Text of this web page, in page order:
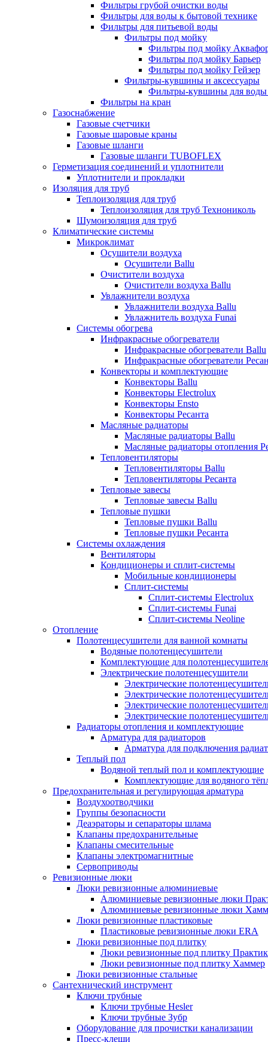
Фильтры грубой очистки воды
Фильтры для воды к бытовой технике
Фильтры для питьевой воды
Фильтры под мойку
Фильтры под мойку
Фильтры под мойку Барьер
Фильтры под мойку Гейзер
Фильтры-кувшины и аксессуары
Фильтры-кувшины для
Фильтры на кран
Газоснабжение
Газовые счетчики
Газовые шаровые краны
Газовые шланги
Газовые шланги TUBOFLEX
Герметизация соединений и уплотнители
Уплотнители и прокладки
Изоляция для труб
Теплоизоляция для труб
Теплоизоляция для труб Технониколь
Шумоизоляция для труб
Климатические системы
Микроклимат
Осушители воздуха
Осушители Ballu
Очистители воздуха
Очистители воздуха Ballu
Увлажнители воздуха
Увлажнители воздуха Ballu
Увлажнитель воздуха Funai
Системы обогрева
Инфракрасные обогреватели
Инфракрасные обогреватели Ballu
Инфракрасные обогреватели
Конвекторы и комплектующие
Конвекторы Ballu
Конвекторы Electrolux
Конвекторы Ensto
Конвекторы Ресанта
Масляные радиаторы
Масляные радиаторы Ballu
Масляные радиаторы отопления
Тепловентиляторы
Тепловентиляторы Ballu
Тепловентиляторы Ресанта
Тепловые завесы
Тепловые завесы Ballu
Тепловые пушки
Тепловые пушки Ballu
Тепловые пушки Ресанта
Системы охлаждения
Вентиляторы
Кондиционеры и сплит-системы
Мобильные кондиционеры
Сплит-системы
Сплит-системы Electrolux
Сплит-системы Funai
Сплит-системы Neoline
Отопление
Полотенцесушители для ванной комнаты
Водяные полотенцесушители
Комплектующие для
Электрические полотенцесушители
Электрические
Электрические
Электрические
Электрические
Радиаторы отопления и комплектующие
Арматура для радиаторов
Арматура для подключения
Теплый пол
Водяной теплый пол и комплектующие
Комплектующие для водяного
Предохранительная и регулирующая арматура
Воздухоотводчики
Группы безопасности
Деаэраторы и сепараторы шлама
Клапаны предохранительные
Клапаны смесительные
Клапаны электромагнитные
Сервоприводы
Ревизионные люки
Люки ревизионные алюминиевые
Алюминиевые ревизионные люки
Алюминиевые ревизионные люки
Люки ревизионные пластиковые
Пластиковые ревизионные люки ERA
Люки ревизионные под плитку
Люки ревизионные под плитку
Люки ревизионные под плитку Хаммер
Люки ревизионные стальные
Сантехнический инструмент
Ключи трубные
Ключи трубные Hesler
Ключи трубные Зубр
Оборудование для прочистки канализации
Пресс-клещи